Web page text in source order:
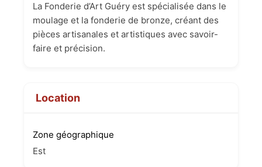
La Fonderie d’Art Guéry est spécialisée dans le
moulage et la fonderie de bronze, créant des
pièces artisanales et artistiques avec savoir-
faire et précision.
Location
Zone géographique
Est